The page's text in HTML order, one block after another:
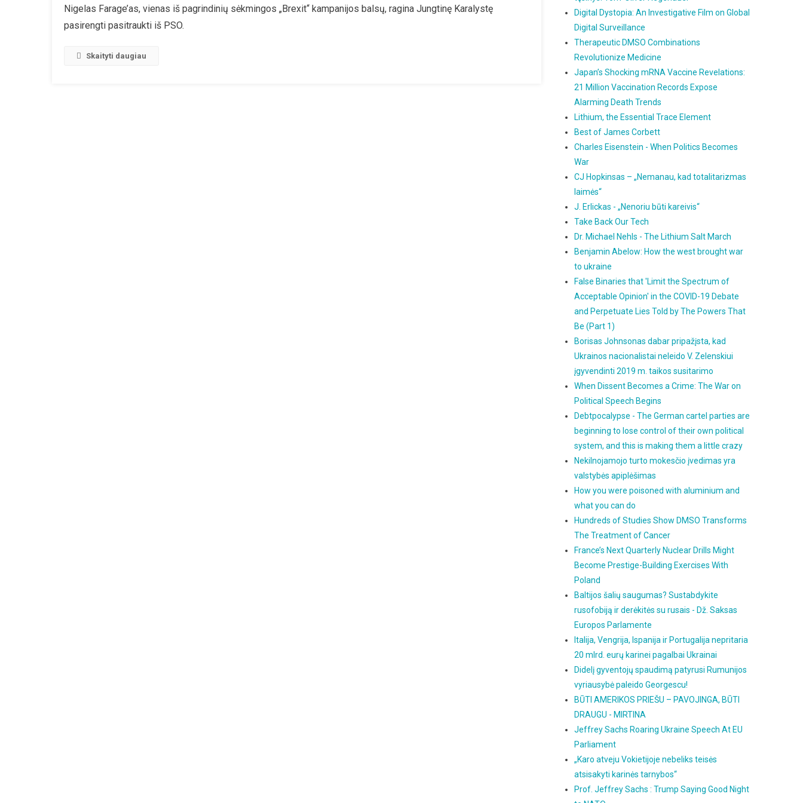
Politikas:
Nigelas Farage’as, vienas iš pagrindinių sėkmingos „Brexit“ kampanijos balsų, ragina Jungtinę Karalystę
pasirengti pasitraukti iš PSO.
Skaityti daugiau
Digital Dystopia: An Investigative Film on Global
Digital Surveillance
Therapeutic DMSO Combinations
Revolutionize Medicine
Japan’s Shocking mRNA Vaccine Revelations:
21 Million Vaccination Records Expose
Alarming Death Trends
Lithium, the Essential Trace Element
Best of James Corbett
Charles Eisenstein - When Politics Becomes
War
CJ Hopkinsas – „Nemanau, kad totalitarizmas
laimės“
J. Erlickas - „Nenoriu būti kareivis“
Take Back Our Tech
Dr. Michael Nehls - The Lithium Salt March
Benjamin Abelow: How the west brought war
to ukraine
False Binaries that 'Limit the Spectrum of
Acceptable Opinion' in the COVID-19 Debate
and Perpetuate Lies Told by The Powers That
Be (Part 1)
Borisas Johnsonas dabar pripažįsta, kad
Ukrainos nacionalistai neleido V. Zelenskiui
įgyvendinti 2019 m. taikos susitarimo
When Dissent Becomes a Crime: The War on
Political Speech Begins
Debtpocalypse - The German cartel parties are
beginning to lose control of their own political
system, and this is making them a little crazy
Nekilnojamojo turto mokesčio įvedimas yra
valstybės apiplėšimas
How you were poisoned with aluminium and
what you can do
Hundreds of Studies Show DMSO Transforms
The Treatment of Cancer
France’s Next Quarterly Nuclear Drills Might
Become Prestige-Building Exercises With
Poland
Baltijos šalių saugumas? Sustabdykite
rusofobiją ir derėkitės su rusais - Dž. Saksas
Europos Parlamente
Italija, Vengrija, Ispanija ir Portugalija nepritaria
20 mlrd. eurų karinei pagalbai Ukrainai
Didelį gyventojų spaudimą patyrusi Rumunijos
vyriausybė paleido Georgescu!
BŪTI AMERIKOS PRIEŠU – PAVOJINGA, BŪTI
DRAUGU - MIRTINA
Jeffrey Sachs Roaring Ukraine Speech At EU
Parliament
„Karo atveju Vokietijoje nebeliks teisės
atsisakyti karinės tarnybos“
Prof. Jeffrey Sachs : Trump Saying Good Night